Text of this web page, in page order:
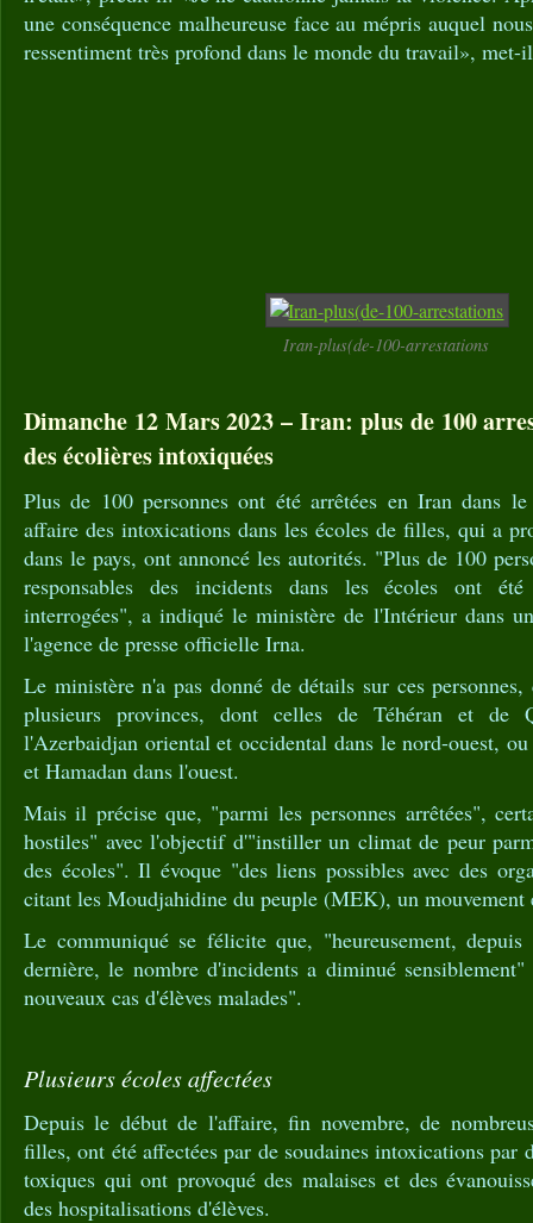
une conséquence malheureuse face au mépris auquel
ressentiment très profond dans le monde du travail», met-
Iran-plus(de-100-arrestations
Dimanche 12 Mars 2023 – Iran: plus de 100
des écolières intoxiquées
Plus de 100 personnes ont été arrêtées en Iran dans
affaire des intoxications dans les écoles de filles, qui a
dans le pays, ont annoncé les autorités. "Plus de 100
responsables des incidents dans les écoles ont
interrogées", a indiqué le ministère de l'Intérieur dans
l'agence de presse officielle Irna.
Le ministère n'a pas donné de détails sur ces
plusieurs provinces, dont celles de Téhéran et
l'Azerbaidjan oriental et occidental dans le nord-ouest,
et Hamadan dans l'ouest.
Mais il précise que, "parmi les personnes arrêtées",
hostiles" avec l'objectif d'"instiller un climat de peur
des écoles". Il évoque "des liens possibles avec des
citant les Moudjahidine du peuple (MEK), un mouvement
Le communiqué se félicite que, "heureusement,
dernière, le nombre d'incidents a diminué
nouveaux cas d'élèves malades".
Plusieurs écoles affectées
Depuis le début de l'affaire, fin novembre, de
filles, ont été affectées par de soudaines intoxications par
toxiques qui ont provoqué des malaises et des
des hospitalisations d'élèves.